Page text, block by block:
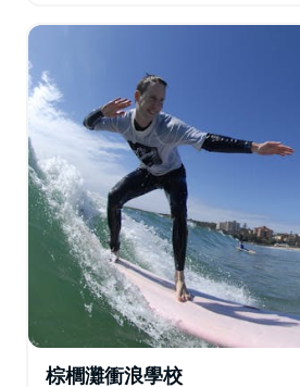
時，孩子們學習衝浪安全（裂口、
棕櫚灘衝浪學校